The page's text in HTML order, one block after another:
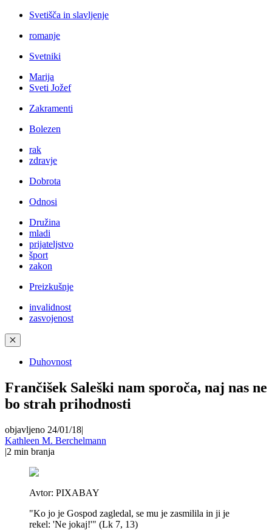
Svetišča in slavljenje
romanje
Svetniki
Marija
Sveti Jožef
Zakramenti
Bolezen
rak
zdravje
Dobrota
Odnosi
Družina
mladi
prijateljstvo
šport
zakon
Preizkušnje
invalidnost
zasvojenost
✕
Duhovnost
Frančišek Saleški nam sporoča, naj nas ne
bo strah prihodnosti
objavljeno 24/01/18|
Kathleen M. Berchelmann
|2 min branja
Avtor: PIXABAY
"Ko jo je Gospod zagledal, se mu je zasmilila in ji je
rekel: 'Ne jokaj!'" (Lk 7, 13)